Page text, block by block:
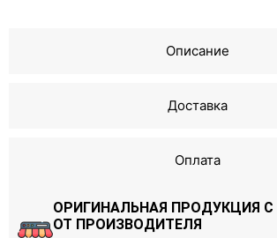
Описание
Доставка
Оплата
ОРИГИНАЛЬНАЯ ПРОДУКЦИЯ С
ОТ ПРОИЗВОДИТЕЛЯ